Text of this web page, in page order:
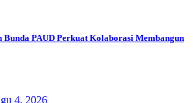
PAUD Perkuat Kolaborasi Membangun
4, 2026